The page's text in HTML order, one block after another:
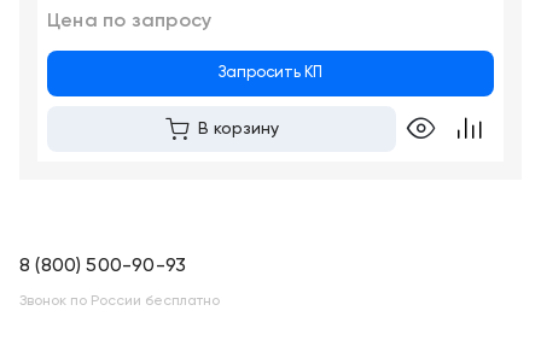
Цена по запросу
Запросить КП
В корзину
8 (800) 500-90-93
Звонок по России бесплатно